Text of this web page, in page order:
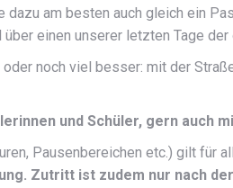
dazu am besten auch gleich ein
einen unserer letzten Tage
noch viel besser: mit der
und Schüler, gern auch
Pausenbereichen etc.) gilt für
Zutritt ist zudem nur nach